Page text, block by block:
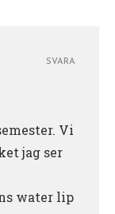
Vi
jag ser
water lip
SVARA